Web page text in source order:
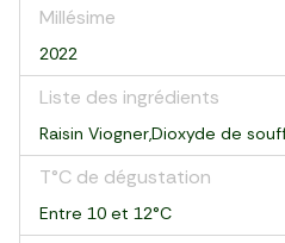
Millésime
2022
Liste des ingrédients
Raisin Viogner,Dioxyde de
T°C de dégustation
Entre 10 et 12°C